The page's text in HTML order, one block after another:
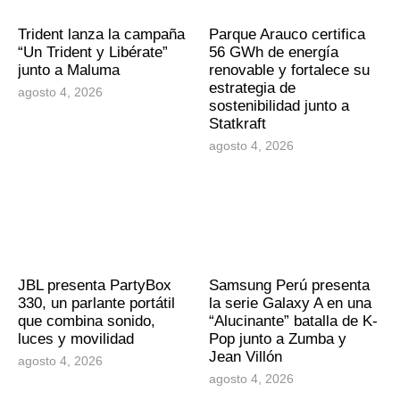
Trident lanza la campaña
“Un Trident y Libérate”
junto a Maluma
agosto 4, 2026
Parque Arauco certifica
56 GWh de energía
renovable y fortalece su
estrategia de
sostenibilidad junto a
Statkraft
agosto 4, 2026
JBL presenta PartyBox
330, un parlante portátil
que combina sonido,
luces y movilidad
agosto 4, 2026
Samsung Perú presenta
la serie Galaxy A en una
“Alucinante” batalla de K-
Pop junto a Zumba y
Jean Villón
agosto 4, 2026